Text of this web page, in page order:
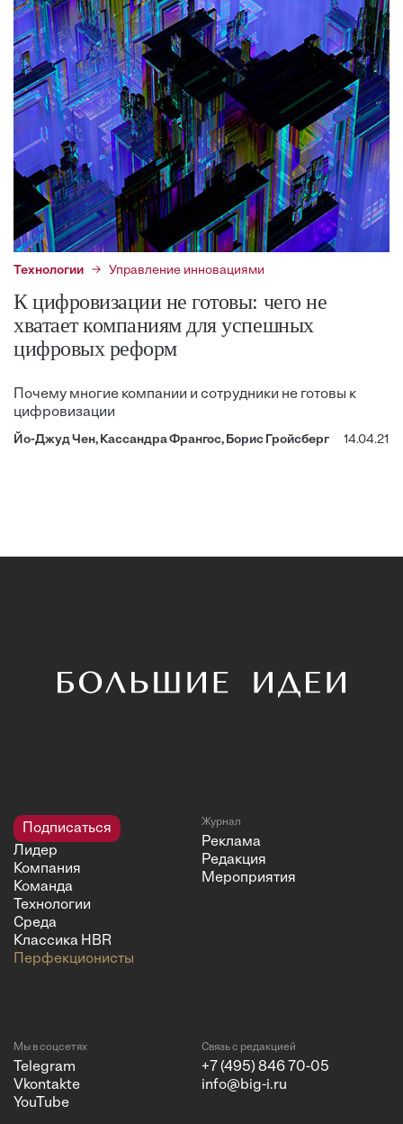
Технологии Управление инновациями
К цифровизации не готовы: чего не
хватает компаниям для успешных
цифровых реформ
Почему многие компании и сотрудники не готовы к
цифровизации
Йо-Джуд Чен, Кассандра Франгос, Борис Гройсберг 14.04.21
Подписаться
Лидер
Компания
Команда
Технологии
Среда
Классика HBR
Перфекционисты
Журнал
Реклама
Редакция
Мероприятия
Мы в соцсетях
Telegram
Vkontakte
YouTube
Связь с редакцией
+7 (495) 846 70-05
info@big-i.ru